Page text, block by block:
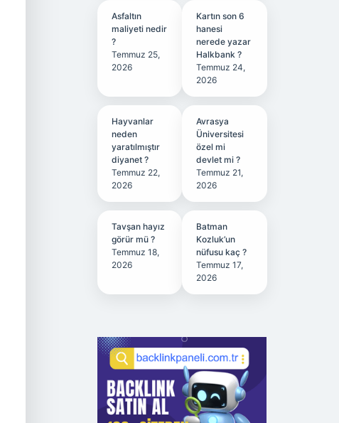
Asfaltın
maliyeti nedir
?
Temmuz 25,
2026
Kartın son 6
hanesi
nerede yazar
Halkbank ?
Temmuz 24,
2026
Hayvanlar
neden
yaratılmıştır
diyanet ?
Temmuz 22,
2026
Avrasya
Üniversitesi
özel mi
devlet mi ?
Temmuz 21,
2026
Tavşan hayız
görür mü ?
Temmuz 18,
2026
Batman
Kozluk’un
nüfusu kaç ?
Temmuz 17,
2026